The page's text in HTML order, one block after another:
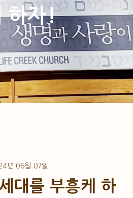
하자!
년 06월 07일
대를 부흥케 하